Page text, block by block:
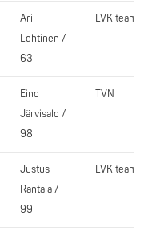
Ari
Lehtinen /
63
LVK team
Eino
Järvisalo /
98
TVN
Justus
Rantala /
99
LVK team